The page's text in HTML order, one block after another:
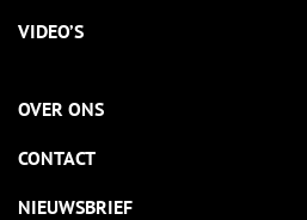
VIDEO’S
OVER ONS
CONTACT
NIEUWSBRIEF